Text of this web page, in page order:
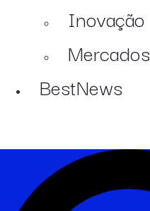
Inovação
Mercados
BestNews